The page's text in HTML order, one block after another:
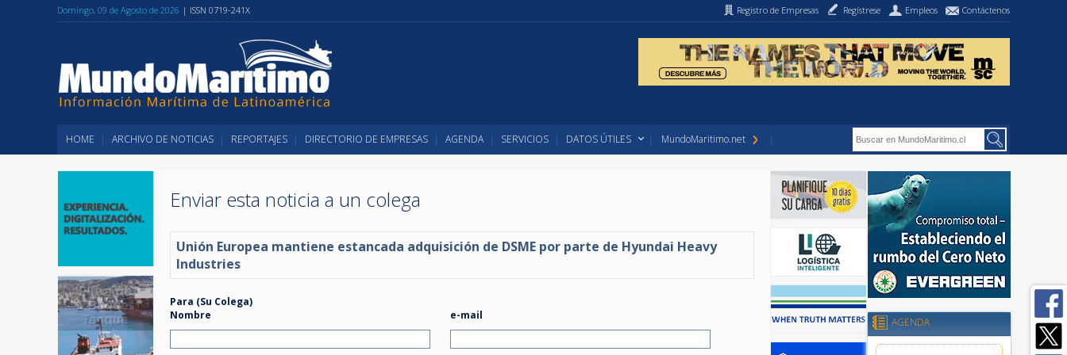
Domingo, 09 de Agosto de 2026 | ISSN 0719-241X Registro de Empresas Regístrese Empleos Contáctenos
HOME ARCHIVO DE NOTICIAS REPORTAJES DIRECTORIO DE EMPRESAS AGENDA SERVICIOS DATOS ÚTILES MundoMaritimo.net
Enviar esta noticia a un colega
Unión Europea mantiene estancada adquisición de DSME por parte de Hyundai Heavy
Industries
Para (Su Colega)
Nombre
e-mail
AGENDA